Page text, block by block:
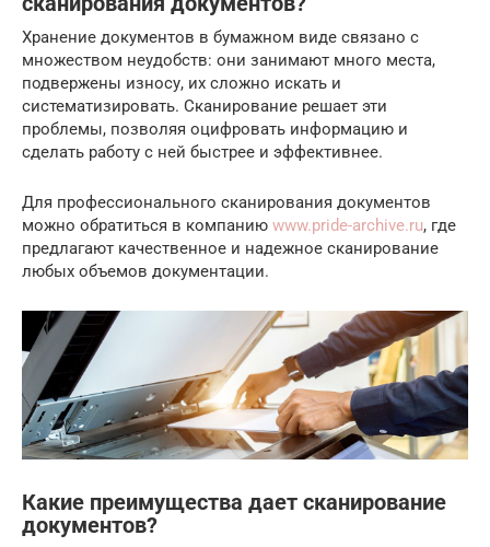
Хранение документов в бумажном виде связано с
множеством неудобств: они занимают много места,
подвержены износу, их сложно искать и
систематизировать. Сканирование решает эти
проблемы, позволяя оцифровать информацию и
сделать работу с ней быстрее и эффективнее.
Для профессионального сканирования документов
можно обратиться в компанию www.pride-archive.ru, где
предлагают качественное и надежное сканирование
любых объемов документации.
Какие преимущества дает сканирование
документов?